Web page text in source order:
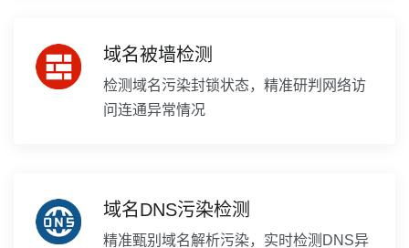
域名被墙检测
检测域名污染封锁状态，精准研判网络访
问连通异常情况
域名DNS污染检测
精准甄别域名解析污染，实时检测DNS异